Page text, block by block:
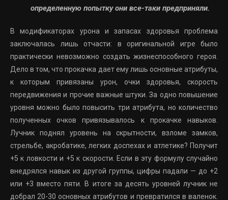
определенную попытку они все-таки предприняли.
В модификаторах урона и запасах здоровья проблема
заключалась лишь отчасти: в оригинальной игре было
практически невозможно создать жизнеспособного героя.
Дело в том, что прокачка дает ему лишь основные атрибуты,
к которым привязаны урон, очки здоровья, скорость
передвижения и прочие важные штуки. За одно повышение
уровня можно было повысить три атрибута, но количество
полученных очков привязывалось к прокачке навыков.
Лучник поднял уровень на скрытности, взломе замков,
стрельбе, акробатике, легких доспехах и атлетике? Получит
+5 к ловкости и +5 к скорости. Если в эту формулу случайно
внедрялся навык из другой группы, цифры падали — до +2
или +3 вместо пяти. В итоге за десять уровней лучник не
добрал 20-30 основных атрибутов и превратился в валенок.